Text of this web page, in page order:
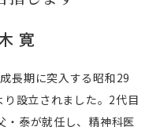
寛
長期に突入する昭和29
設立されました。2代目
・泰が就任し、精神科医